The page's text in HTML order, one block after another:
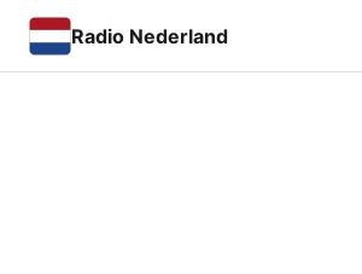
Radio Nederland